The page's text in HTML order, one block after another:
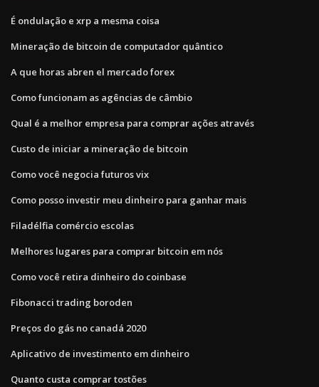
É ondulação e xrp a mesma coisa
Mineração de bitcoin de computador quântico
A que horas abren el mercado forex
Como funcionam as agências de câmbio
Qual é a melhor empresa para comprar ações através
Custo de iniciar a mineração de bitcoin
Como você negocia futuros vix
Como posso investir meu dinheiro para ganhar mais
Filadélfia comércio escolas
Melhores lugares para comprar bitcoin em nós
Como você retira dinheiro do coinbase
Fibonacci trading boroden
Preços do gás no canadá 2020
Aplicativo de investimento em dinheiro
Quanto custa comprar tostões